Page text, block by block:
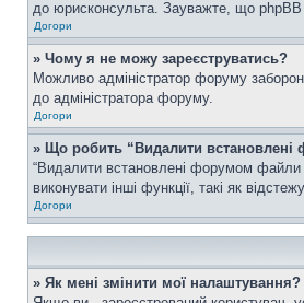
до юрисконсульта. Зауважте, що phpBB
Догори
» Чому я не можу зареєструватись?
Можливо адміністратор форуму
до адміністратора форуму.
Догори
» Що робить “Видалити
“Видалити встановлені форумом файли
виконувати інші функції, такі як
Догори
» Як мені змінити мої налаштування?